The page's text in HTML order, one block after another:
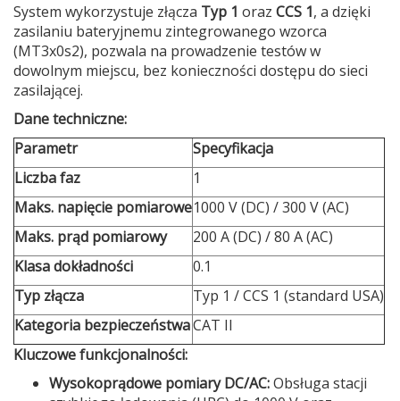
System wykorzystuje złącza Typ 1 oraz CCS 1, a dzięki
zasilaniu bateryjnemu zintegrowanego wzorca
(MT3x0s2), pozwala na prowadzenie testów w
dowolnym miejscu, bez konieczności dostępu do sieci
zasilającej.
Dane techniczne:
Parametr
Specyfikacja
Liczba faz
1
Maks. napięcie pomiarowe1000 V (DC) / 300 V (AC)
Maks. prąd pomiarowy
200 A (DC) / 80 A (AC)
Klasa dokładności
0.1
Typ złącza
Typ 1 / CCS 1 (standard USA)
Kategoria bezpieczeństwaCAT II
Kluczowe funkcjonalności:
Wysokoprądowe pomiary DC/AC:Obsługa stacji